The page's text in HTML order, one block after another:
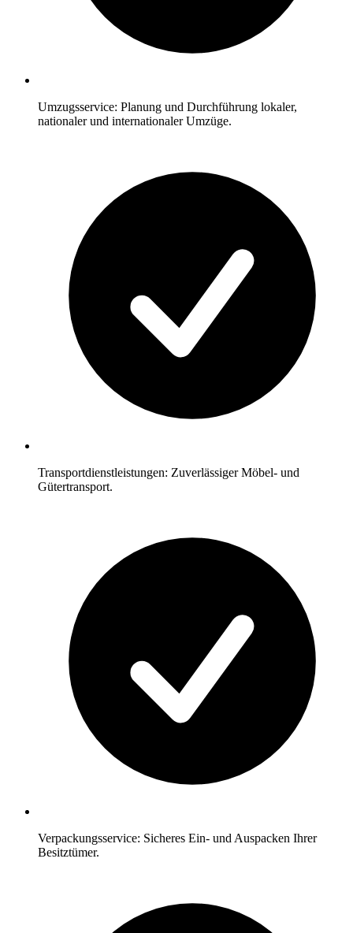
Umzugsservice: Planung und Durchführung lokaler,
nationaler und internationaler Umzüge.
Transportdienstleistungen: Zuverlässiger Möbel- und
Gütertransport.
Verpackungsservice: Sicheres Ein- und Auspacken Ihrer
Besitztümer.